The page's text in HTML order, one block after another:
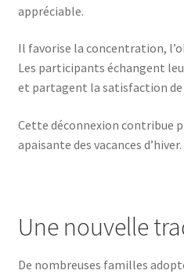
appréciable.
Il favorise la concentration,
Les participants échangent
et partagent la satisfaction de
Cette déconnexion contribue
apaisante des vacances d’hiver.
Une nouvelle
De nombreuses familles